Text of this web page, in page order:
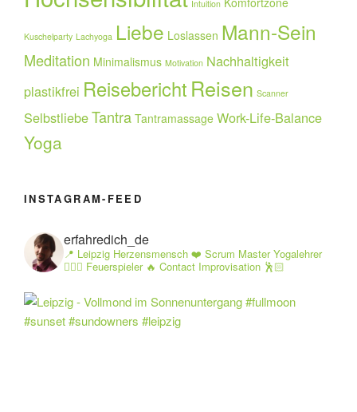
Intuition
Kuschelparty Lachyoga Liebe Loslassen Mann-Sein
Meditation Minimalismus Motivation Nachhaltigkeit
plastikfrei Reisebericht Reisen Scanner
SelbstliebeTantra Tantramassage Work-Life-Balance
Yoga
INSTAGRAM-FEED
erfahredich_de
📍 Leipzig Herzensmensch ❤️ Scrum Master Yogalehrer
🧘🏻‍♂️ Feuerspieler 🔥 Contact Improvisation 🕺🏻